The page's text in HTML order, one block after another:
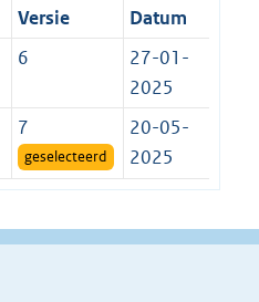
Versie
Datum
6
27-01-
2025
7
geselecteerd
20-05-
2025